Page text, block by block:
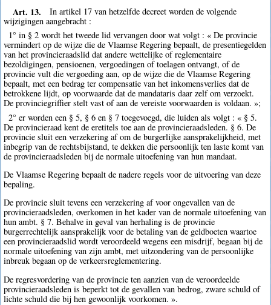
Art. 13.
In artikel 17 van hetzelfde decreet worden de volgende
wijzigingen aangebracht :
1° in § 2 wordt het tweede lid vervangen door wat volgt : « De provincie
vermindert op de wijze die de Vlaamse Regering bepaalt, de presentiegelden
van het provincieraadslid dat andere wettelijke of reglementaire
bezoldigingen, pensioenen, vergoedingen of toelagen ontvangt, of de
provincie vult die vergoeding aan, op de wijze die de Vlaamse Regering
bepaalt, met een bedrag ter compensatie van het inkomensverlies dat de
betrokkene lijdt, op voorwaarde dat de mandataris daar zelf om verzoekt.
De provinciegriffier stelt vast of aan de vereiste voorwaarden is voldaan. »;
2° er worden een § 5, § 6 en § 7 toegevoegd, die luiden als volgt : « § 5.
De provincieraad kent de eretitels toe aan de provincieraadsleden. § 6. De
provincie sluit een verzekering af om de burgerlijke aansprakelijkheid, met
inbegrip van de rechtsbijstand, te dekken die persoonlijk ten laste komt van
de provincieraadsleden bij de normale uitoefening van hun mandaat.
De Vlaamse Regering bepaalt de nadere regels voor de uitvoering van deze
bepaling.
De provincie sluit tevens een verzekering af voor ongevallen van de
provincieraadsleden, overkomen in het kader van de normale uitoefening van
hun ambt. § 7. Behalve in geval van herhaling is de provincie
burgerrechtelijk aansprakelijk voor de betaling van de geldboeten waartoe
een provincieraadslid wordt veroordeeld wegens een misdrijf, begaan bij de
normale uitoefening van zijn ambt, met uitzondering van de persoonlijke
inbreuk begaan op de verkeersreglementering.
De regresvordering van de provincie ten aanzien van de veroordeelde
provincieraadsleden is beperkt tot de gevallen van bedrog, zware schuld of
lichte schuld die bij hen gewoonlijk voorkomen. ».